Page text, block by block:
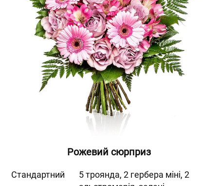
Рожевий сюрприз
Cтандартний
5 троянда, 2 гербера міні, 2